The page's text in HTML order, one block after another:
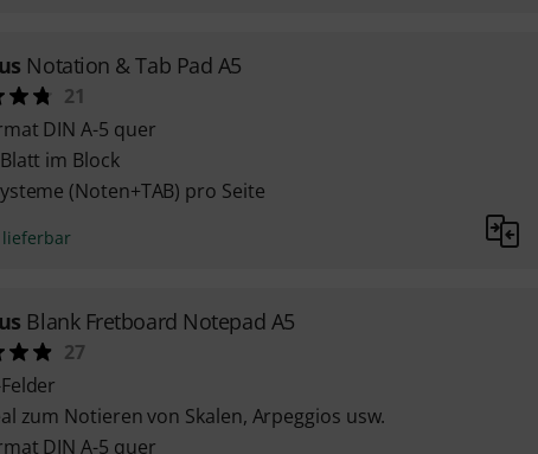
Notation & Tab Pad A5
21
DIN A-5 quer
im Block
(Noten+TAB) pro Seite
lieferbar
Blank Fretboard Notepad A5
27
zum Notieren von Skalen, Arpeggios usw.
DIN A-5 quer